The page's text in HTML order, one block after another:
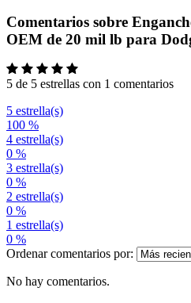
Comentarios sobre
OEM de 20 mil lb para
5 de 5 estrellas con 1 comentarios
5 estrella(s)
100 %
4 estrella(s)
0 %
3 estrella(s)
0 %
2 estrella(s)
0 %
1 estrella(s)
0 %
Ordenar comentarios por:
No hay comentarios.